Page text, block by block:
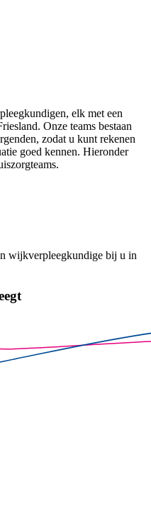
elk met een
Onze teams bestaan
zodat u kunt rekenen
goed kennen. Hieronder
wijkverpleegkundige bij u in